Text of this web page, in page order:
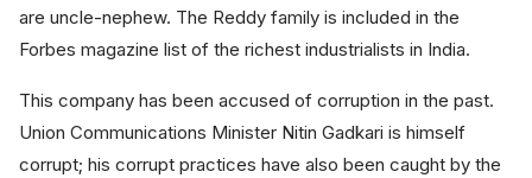
are uncle-nephew. The Reddy family is included in the
Forbes magazine list of the richest industrialists in India.
This company has been accused of corruption in the past.
Union Communications Minister Nitin Gadkari is himself
corrupt; his corrupt practices have also been caught by the